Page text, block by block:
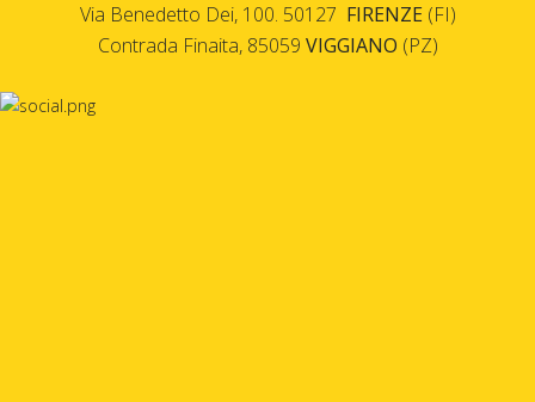
Via Benedetto Dei, 100. 50127 FIRENZE(FI)
Contrada Finaita, 85059 VIGGIANO (PZ)